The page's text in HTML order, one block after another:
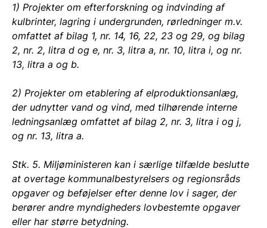
1) Projekter om efterforskning og indvinding af
kulbrinter, lagring i undergrunden, rørledninger m.v.
omfattet af bilag 1, nr. 14, 16, 22, 23 og 29, og bilag
2, nr. 2, litra d og e, nr. 3, litra a, nr. 10, litra i, og nr.
13, litra a og b.
2) Projekter om etablering af elproduktionsanlæg,
der udnytter vand og vind, med tilhørende interne
ledningsanlæg omfattet af bilag 2, nr. 3, litra i og j,
og nr. 13, litra a.
Stk. 5. Miljøministeren kan i særlige tilfælde beslutte
at overtage kommunalbestyrelsers og regionsråds
opgaver og beføjelser efter denne lov i sager, der
berører andre myndigheders lovbestemte opgaver
eller har større betydning.